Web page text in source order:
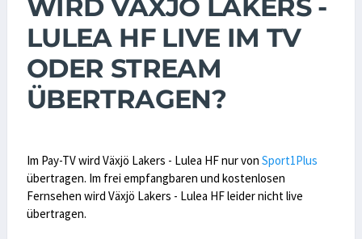
WIRD VÄXJÖ LAKERS -
LULEA HF LIVE IM TV
ODER STREAM
ÜBERTRAGEN?
Im Pay-TV wird Växjö Lakers - Lulea HF nur von Sport1Plus
übertragen. Im frei empfangbaren und kostenlosen
Fernsehen wird Växjö Lakers - Lulea HF leider nicht live
übertragen.